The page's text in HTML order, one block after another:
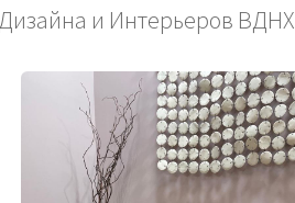
и Интерьеров ВДНХ